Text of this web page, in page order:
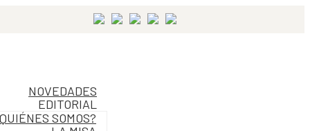
NOVEDADES
EDITORIAL
SOMOS?